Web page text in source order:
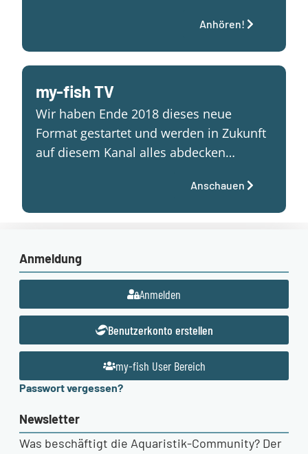
Anhören!
my-fish TV
Wir haben Ende 2018 dieses neue
Format gestartet und werden in Zukunft
auf diesem Kanal alles abdecken…
Anschauen
Anmeldung
Anmelden
Benutzerkonto erstellen
my-fish User Bereich
Passwort vergessen?
Newsletter
Was beschäftigt die Aquaristik-Community? Der